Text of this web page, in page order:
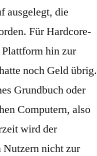
ausgelegt, die
Für Hardcore-
hin zur
noch Geld übrig.
Grundbuch oder
Computern, also
wird der
Nutzern nicht zur